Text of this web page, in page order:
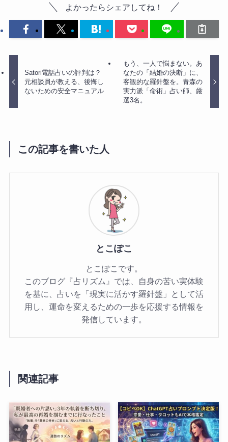
よかったらシェアしてね！
Satori電話占いの評判は？
元相談員が教える、後悔し
ないための安全マニュアル
もう、一人で悩まない。あ
なたの「結婚の決断」に、
客観的な羅針盤を。青森の
実力派「命術」占い師、厳
選3名。
この記事を書いた人
とこぽこ
とこぽこです。
このブログ『占リズム』では、自身の苦い実体験
を基に、占いを「現実に活かす羅針盤」として活
用し、運命を変えるための一歩を応援する情報を
発信しています。
関連記事